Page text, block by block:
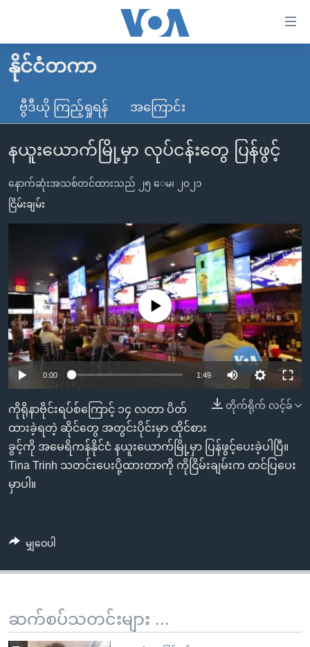
လွယ်ကူ
စေ
သည့်
များ
ပင်မ
အကြောင်းအရာ
ပင်မ
အ
ညွန်း
စာမျက်နှာ
သို့
ကျော်
ကြည့်
ရန်
ရှာဖွေ
ရန်
နေရာ
ရန်
မူလစာမျက်နှာ
မြန်မာ
ကမ္ဘာ့သတင်းများ
နိုင်ငံတကာ
တရုတ်
အစ္စရေး-ပါလက်စတိုင်း
ဗွီဒီယို
ရပ်ဝန်းတခု လမ်းတခု အလွန်
အင်္ဂလိပ်စာလေ့လာမယ်
မကြေးမုံရဲ့ အင်္ဂလိပ်စာ
ရုပ်ရှင်ထဲက အင်္ဂလိပ်စာ
သုတပဒေသာ အင်္ဂလိပ်စာ
ရေဒီယို
တီဗွီ
ရေဒီယိုနှင့်ရုပ်သံ အချက်အလက်များ
ရေဒီယို/တီဗွီအစီအစဉ်
Learning English
ဗွီအိုအေ လူမှုကွန်ယက်များ
ဘာသာစကားများ
နိုင်ငံတကာ
ဗွီဒီယို ကြည့်ရှုရန် အကြောင်း
နယူးယောက်မြို့မှာ လုပ်ငန်းတွေ ပြန်ဖွင့်
နောက်ဆုံးအသစ်တင်ထားသည် ၂၅ ေမ၊ ၂၀၂၁
ငြိမ်းချမ်း
No media source currently available
0:00 1:49
တိုက်ရိုက် လင့်ခ်
ကိုရိုနာဗိုင်းရပ်စ်ကြောင့် ၁၄ လတာ ပိတ်
ထားခဲ့ရတဲ့ ဆိုင်တွေ အတွင်းပိုင်းမှာ ထိုင်စား
ခွင့်ကို အမေရိကန်နိုင်ငံ နယူးယောက်မြို့မှာ ပြန်ဖွင့်ပေးခဲ့ပါပြီ။
Tina Trinh သတင်းပေးပို့ထားတာကို ကိုငြိမ်းချမ်းက တင်ပြပေး
မှာပါ။
မျှဝေပါ
ဆက်စပ်သတင်းများ ...